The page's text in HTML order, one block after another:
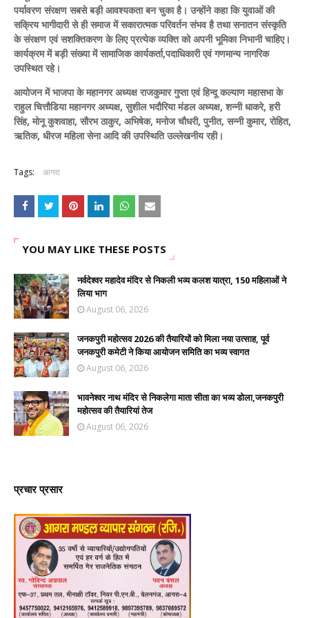
पर्यावरण संरक्षण सबसे बड़ी आवश्यकता बन चुका है। उन्होंने कहा कि युवाओं की
सक्रिय भागीदारी से ही समाज में सकारात्मक परिवर्तन संभव है तथा सनातन संस्कृति
के संरक्षण एवं सशक्तिकरण के लिए प्रत्येक व्यक्ति को अपनी भूमिका निभानी चाहिए।
कार्यक्रम में बड़ी संख्या में सामाजिक कार्यकर्ता,पदाधिकारी एवं गणमान्य नागरिक
उपस्थित रहे।
आयोजन में भाजपा के महानगर अध्यक्ष राजकुमार गुप्ता एवं हिन्दू कल्याण महासभा के
राहुल चित्तौडिया महानगर अध्यक्ष, सुशील भदौरिया मंडल अध्यक्ष, शन्नी धाकरे, हरी
सिंह, मोनू कुशवाहा, सौरभ ठाकुर, अभिषेक, मनोज चौधरी, पुनीत, सन्नी कुमार, रोहित,
ऋतिक, धीरज महिला सेना आदि की उपस्थिति उल्लेखनीय रही।
Tags: आगरा
YOU MAY LIKE THESE POSTS
नर्वदेश्वर महादेव मंदिर से निकली भव्य कलश यात्रा, 150 महिलाओं ने
लिया भाग
August 06, 2026
जनकपुरी महोत्सव 2026 की तैयारियों को मिला नया उत्साह, पूर्व
जनकपुरी कमेटी ने किया आयोजन समिति का भव्य स्वागत
August 06, 2026
भावनेश्वर नाथ मंदिर से निकलेगा माता सीता का भव्य डोला,जनकपुरी
महोत्सव की तैयारियां तेज
August 06, 2026
प्रचार प्रसार